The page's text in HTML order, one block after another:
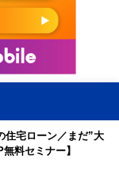
住宅ローン／まだ”大
料セミナー】